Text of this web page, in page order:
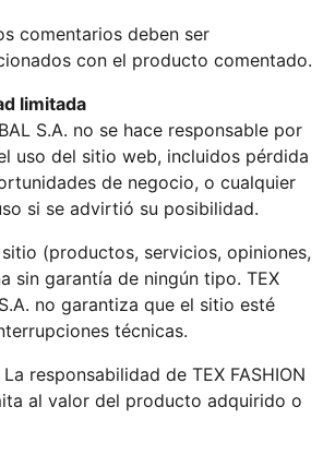
comentarios deben ser
con el producto comentado.
limitada
S.A. no se hace responsable por
uso del sitio web, incluidos pérdida
de negocio, o cualquier
si se advirtió su posibilidad.
(productos, servicios, opiniones,
sin garantía de ningún tipo. TEX
no garantiza que el sitio esté
técnicas.
responsabilidad de TEX FASHION
al valor del producto adquirido o